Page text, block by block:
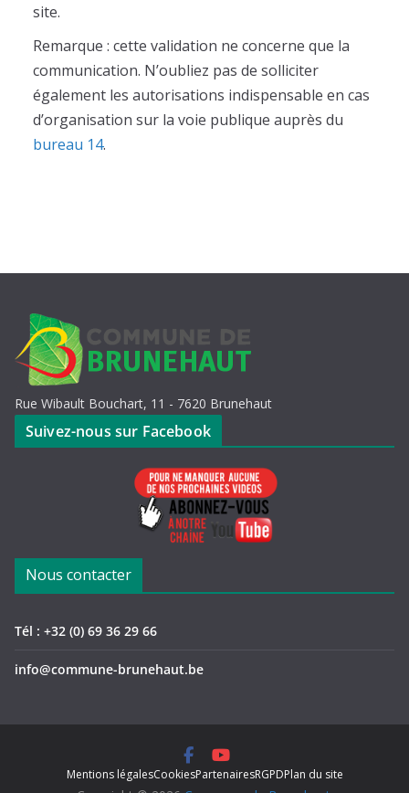
site.
Remarque : cette validation ne concerne que la
communication. N’oubliez pas de solliciter
également les autorisations indispensable en cas
d’organisation sur la voie publique auprès du
bureau 14.
Rue Wibault Bouchart, 11 - 7620 Brunehaut
Suivez-nous sur Facebook
Nous contacter
Tél : +32 (0) 69 36 29 66
info@commune-brunehaut.be
Mentions légalesCookiesPartenairesRGPDPlan du site